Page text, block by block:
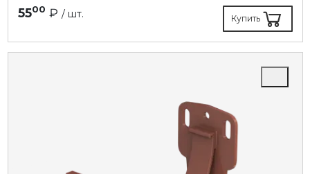
5500 ₽ / шт. Купить